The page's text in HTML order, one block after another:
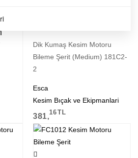
Dik Kumaş Kesim Motoru
Bileme Şerit (Medium) 181C2-
2
Esca
Kesim Bıçak ve Ekipmanlari
381,16TL